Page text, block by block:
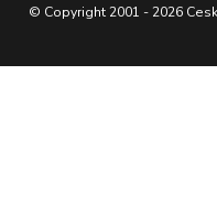
© Copyright 2001 - 2026